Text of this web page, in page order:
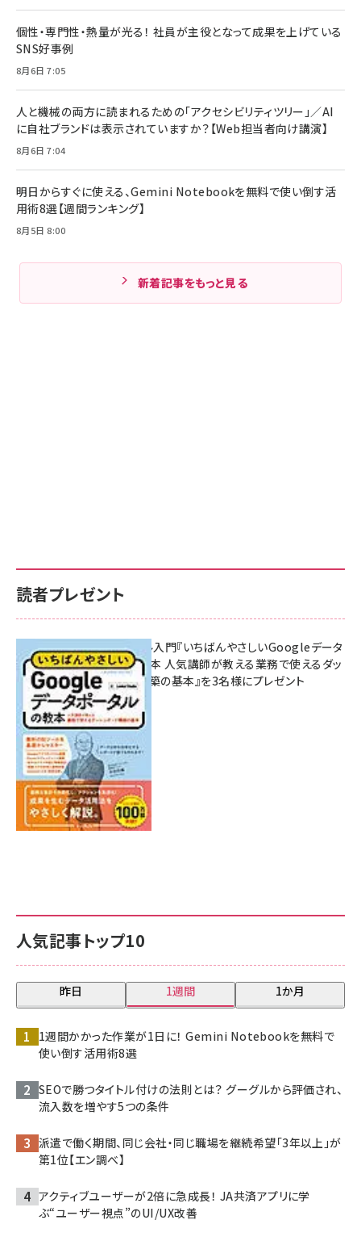
個性・専門性・熱量が光る！ 社員が主役となって成果を上げている
SNS好事例
8月6日 7:05
人と機械の両方に読まれるための「アクセシビリティツリー」／AI
に自社ブランドは表示されていますか？【Web担当者向け講演】
8月6日 7:04
明日からすぐに使える、Gemini Notebookを無料で使い倒す活
用術8選【週間ランキング】
8月5日 8:00
新着記事をもっと見る
人気記事トップ10
昨日 1週間 1か月
1週間かかった作業が1日に！ Gemini Notebookを無料で
使い倒す活用術8選
SEOで勝つタイトル付けの法則とは？ グーグルから評価され、
流入数を増やす5つの条件
派遣で働く期間、同じ会社・同じ職場を継続希望「3年以上」が
第1位【エン調べ】
アクティブユーザーが2倍に急成長！ JA共済アプリに学
ぶ“ユーザー視点”のUI/UX改善
読者プレゼント
無料BIツール入門『いちばんやさしいGoogleデータ
ポータルの教本 人気講師が教える業務で使えるダッ
シュボード構築の基本』を3名様にプレゼント
7月31日 10:00